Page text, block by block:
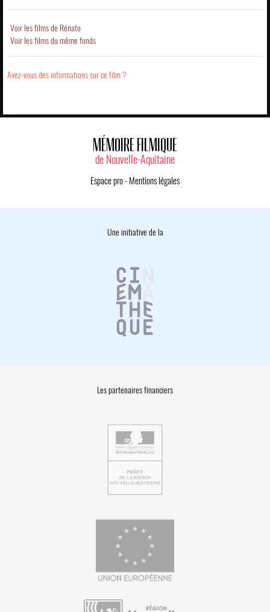
Voir les films de Rénato
Voir les films du même fonds
Avez-vous des informations sur ce film ?
MÉMOIRE FILMIQUE
de Nouvelle-Aquitaine
Espace pro- Mentions légales
Une initiative de la
Les partenaires financiers